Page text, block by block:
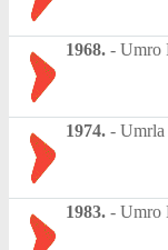
1968. - Umro
1974. - Umrla
1983. - Umro